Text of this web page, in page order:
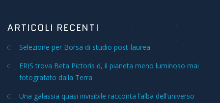
ARTICOLI RECENTI
Selezione per Borsa di studio post-laurea
ERIS trova Beta Pictoris d, il pianeta meno luminoso mai
fotografato dalla Terra
Una galassia quasi invisibile racconta l’alba dell’universo